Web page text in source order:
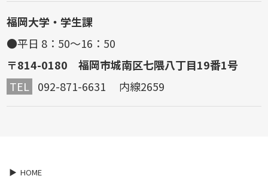
福岡大学・学生課
●平日 8：50～16：50
〒814-0180 福岡市城南区七隈八丁目19番1号
TEL
092-871-6631 内線2659
HOME